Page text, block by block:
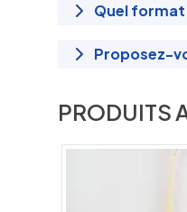
Quel
Proposez-
PRODUITS